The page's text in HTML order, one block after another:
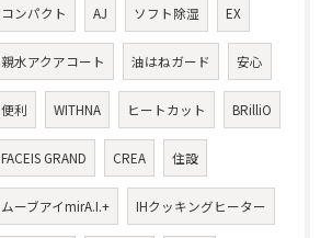
コンパクト AJ ソフト除湿 EX
親水アクアコート 油はねガード 安心
便利 WITHNA ヒートカット BRilliO
FACEIS GRAND CREA 住設
ムーブアイmirA.I.+ IHクッキングヒーター